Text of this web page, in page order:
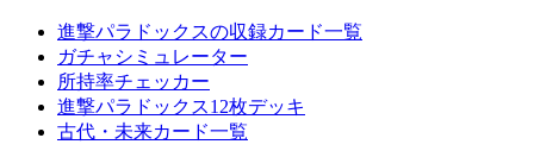
進撃パラドックスの収録カード一覧
ガチャシミュレーター
所持率チェッカー
進撃パラドックス12枚デッキ
古代・未来カード一覧